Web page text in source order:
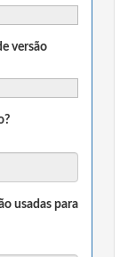
versão
usadas para